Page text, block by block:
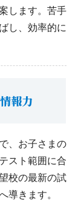
します。苦手
し、効率的に
報力
、お子さまの
スト範囲に合
校の最新の試
導きます。